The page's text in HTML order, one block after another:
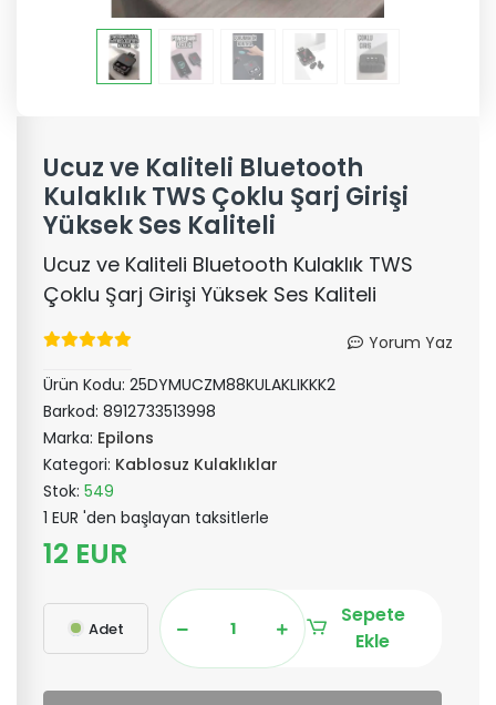
Ucuz ve Kaliteli Bluetooth
Kulaklık TWS Çoklu Şarj Girişi
Yüksek Ses Kaliteli
Ucuz ve Kaliteli Bluetooth Kulaklık TWS
Çoklu Şarj Girişi Yüksek Ses Kaliteli
Yorum Yaz
Ürün Kodu: 25DYMUCZM88KULAKLIKKK2
Barkod: 8912733513998
Marka: Epilons
Kategori: Kablosuz Kulaklıklar
Stok: 549
1 EUR 'den başlayan taksitlerle
12 EUR
Adet
Sepete
Ekle